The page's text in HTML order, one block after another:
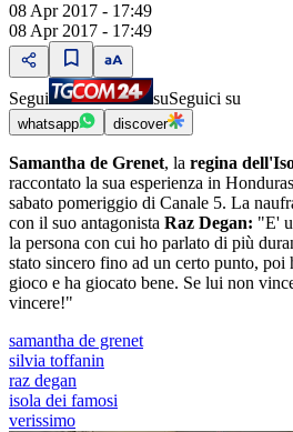
08 Apr 2017 - 17:49
08 Apr 2017 - 17:49
Segui suSeguici su
whatsapp discover
Samantha de Grenet, la regina
raccontato la sua esperienza in
sabato pomeriggio di Canale 5. La
con il suo antagonista Raz Degan: "E'
la persona con cui ho parlato di più
stato sincero fino ad un certo punto, poi
gioco e ha giocato bene. Se lui non
vincere!"
samantha de grenet
silvia toffanin
raz degan
isola dei famosi
verissimo